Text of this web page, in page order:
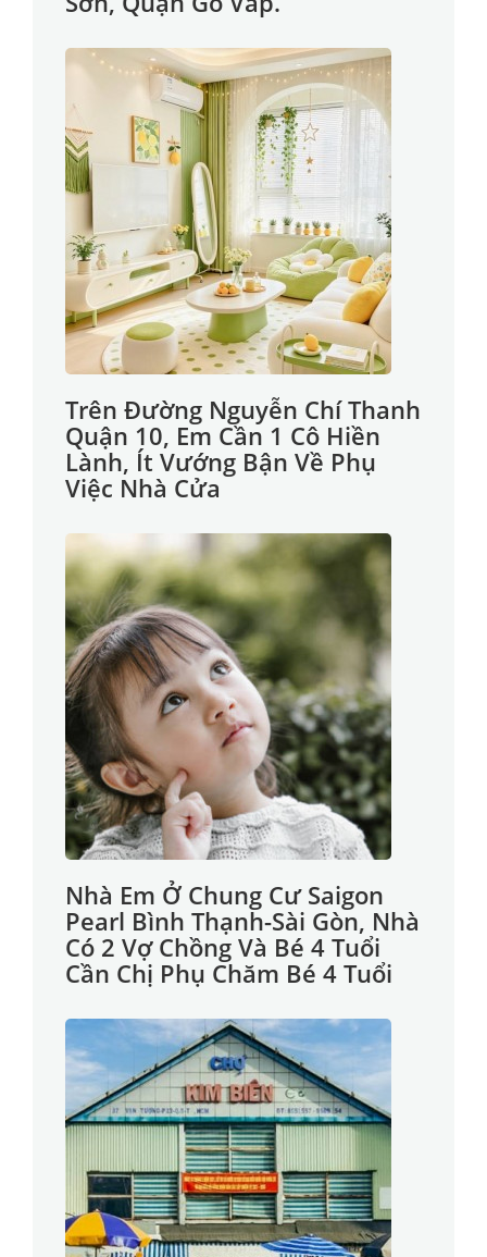
Trên Đường Nguyễn Chí Thanh
Quận 10, Em Cần 1 Cô Hiền
Lành, Ít Vướng Bận Về Phụ
Việc Nhà Cửa
Nhà Em Ở Chung Cư Saigon
Pearl Bình Thạnh-Sài Gòn, Nhà
Có 2 Vợ Chồng Và Bé 4 Tuổi
Cần Chị Phụ Chăm Bé 4 Tuổi